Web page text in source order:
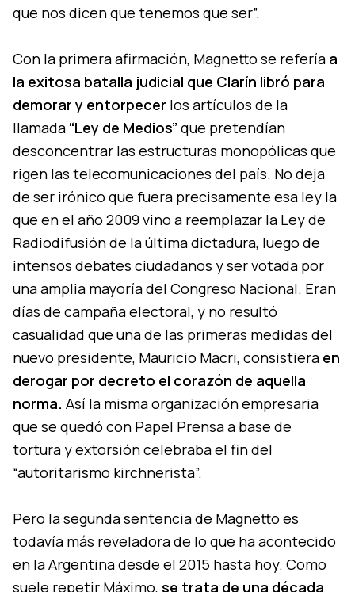
que nos dicen que tenemos que ser”.
Con la primera afirmación, Magnetto se refería a
la exitosa batalla judicial que Clarín libró para
demorar y entorpecer los artículos de la
llamada “Ley de Medios” que pretendían
desconcentrar las estructuras monopólicas que
rigen las telecomunicaciones del país. No deja
de ser irónico que fuera precisamente esa ley la
que en el año 2009 vino a reemplazar la Ley de
Radiodifusión de la última dictadura, luego de
intensos debates ciudadanos y ser votada por
una amplia mayoría del Congreso Nacional. Eran
días de campaña electoral, y no resultó
casualidad que una de las primeras medidas del
nuevo presidente, Mauricio Macri, consistiera en
derogar por decreto el corazón de aquella
norma. Así la misma organización empresaria
que se quedó con Papel Prensa a base de
tortura y extorsión celebraba el fin del
“autoritarismo kirchnerista”.
Pero la segunda sentencia de Magnetto es
todavía más reveladora de lo que ha acontecido
en la Argentina desde el 2015 hasta hoy. Como
suele repetir Máximo, se trata de una década